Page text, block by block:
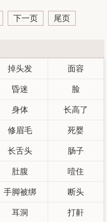
下一页 尾页
掉头发 面容
昏迷 脸
身体 长高了
修眉毛 死婴
长舌头 肠子
肚腹 噎住
手脚被绑 断头
耳洞 打鼾